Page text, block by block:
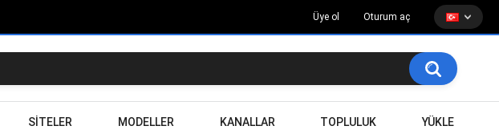
Üye ol Oturum aç
SITELER MODELLER KANALLAR TOPLULUK YÜKLE